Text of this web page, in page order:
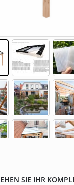
dein eigenes Fotopaneel
aus Polycarbonat
SIE IHR